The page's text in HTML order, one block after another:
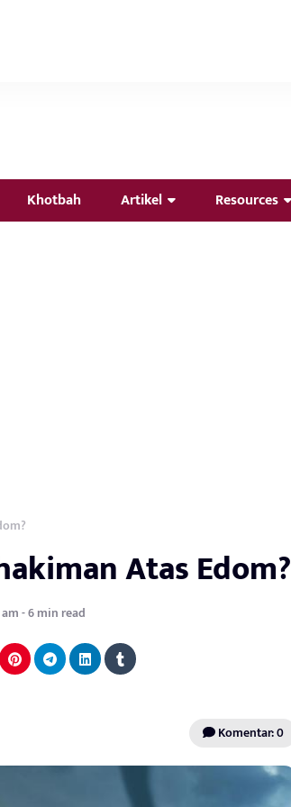
Khotbah Artikel Resources
Atas Edom?
- 6 min read
Komentar: 0